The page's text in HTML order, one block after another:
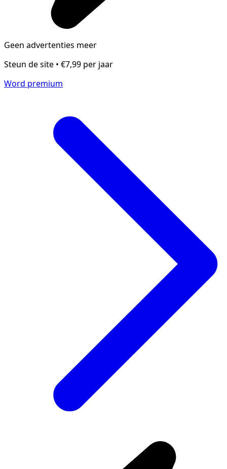
Geen advertenties meer
Steun de site • €7,99 per jaar
Word premium